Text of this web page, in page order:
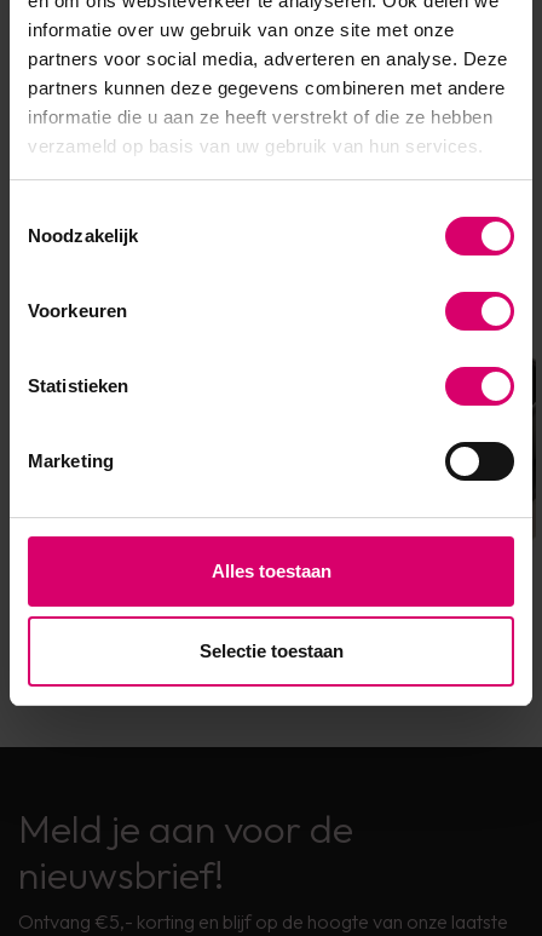
informatie over uw gebruik van onze site met onze
partners voor social media, adverteren en analyse. Deze
partners kunnen deze gegevens combineren met andere
informatie die u aan ze heeft verstrekt of die ze hebben
verzameld op basis van uw gebruik van hun services.
Noodzakelijk
Voorkeuren
Statistieken
Marketing
Alles toestaan
Selectie toestaan
Op voorraad
17,95
excl. btw
Wimperlifting | Lash Lifting Wimperextensions
Meld je aan voor de
nieuwsbrief!
Ontvang €5,- korting en blijf op de hoogte van onze laatste